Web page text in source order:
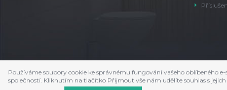
Používáme soubory cookie ke správnému fungování vašeho oblíbeného
společností. Kliknutím na tlačítko Přijmout vše nám udělíte souhlas s